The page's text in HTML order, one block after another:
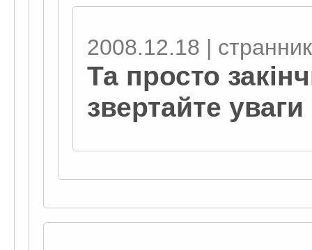
2008.12.18 | странник
Та просто
звертайте уваги